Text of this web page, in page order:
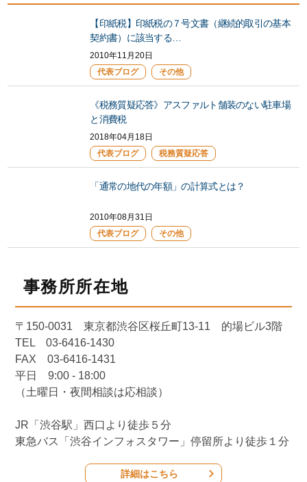
【印紙税】印紙税の７号文書（継続的取引の基本
契約書）に該当する…
2010年11月20日
代表ブログ
その他
《税務質疑応答》アスファルト舗装のない駐車場
と消費税
2018年04月18日
代表ブログ
税務質疑応答
「通常の地代の年額」の計算式とは？
2010年08月31日
代表ブログ
その他
事務所所在地
〒150-0031 東京都渋谷区桜丘町13-11 的場ビル3階
TEL 03-6416-1430
FAX 03-6416-1431
平日 9:00 - 18:00
（土曜日・夜間相談は応相談）
JR「渋谷駅」西口より徒歩５分
東急バス「渋谷インフォスタワー」停留所より徒歩１分
詳細はこちら